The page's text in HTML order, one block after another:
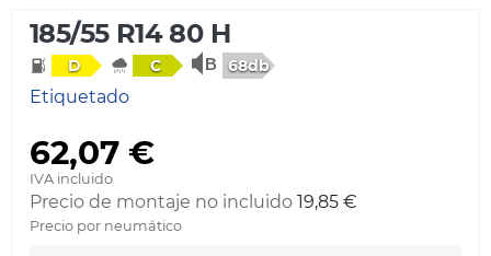
185/55 R14 80 H
D C 68db
Etiquetado
62,07 €
IVA incluido
Precio de montaje no incluido 19,85 €
Precio por neumático